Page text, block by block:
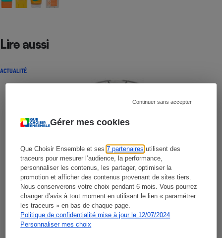
Gérer mes cookies
Que Choisir Ensemble et ses7 partenaires utilisent des
traceurs pour mesurer l’audience, la performance,
personnaliser les contenus, les partager, optimiser la
promotion et afficher des contenus provenant de sites tiers.
Nous conserverons votre choix pendant 6 mois. Vous pourrez
changer d’avis à tout moment en utilisant le lien « paramétrer
les traceurs » en bas de chaque page.
Politique de confidentialité mise à jour le 12/07/2024
Personnaliser mes choix
Continuer sans accepter
Lire aussi
ACTUALITÉ